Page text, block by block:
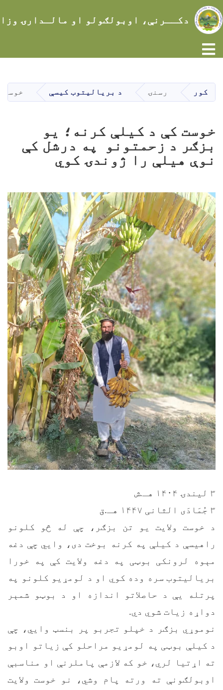
دانګل
دکــرنې، اوبولګولو او مالـدارۍ
Toggle navigation
کور رسنۍ د بریالیتوب کیسې خوست
خوست کې د کیلې کرنه؛ یو
بزګر د زحمتونو په درشل کې
نوې هیلې را ژوندۍ کوي
۳ لیندۍ ۱۴۰۴ هـ.ش
۳ جُمَادَى الثانی ۱۴۴۷ هـ.ق
د خوست ولایت یو تن بزګر، چې له څو کلونو
راهیسې د کیلې په کرنه بوخت دی، وایي چې دغه
مېوه لرونکی بوټی په دغه ولایت کې په خورا
بریالیتوب سره وده کوي او د لومړیو کلونو په
پرتله یې د حاصلاتو اندازه او د بوټو شمېر
دواړه زیات شوي دي.
نوموړي بزګر د خپلو تجربو پر بنسټ وایي، چې
د کیلې بوټی په لومړیو مراحلو کې زیاتو اوبو
ته اړتیا لري، خو که لازمې پاملرنې او مناسبې
اوبولګونې ته ورته پام وشي، نو خوست ولایت